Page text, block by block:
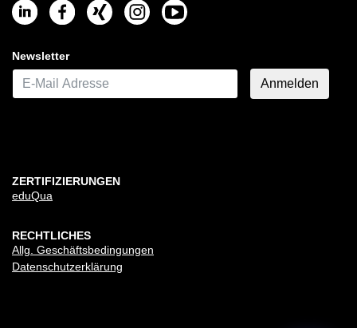
Newsletter
E-Mail*
Anmelden
ZERTIFIZIERUNGEN
eduQua
RECHTLICHES
Allg. Geschäftsbedingungen
Datenschutzerklärung